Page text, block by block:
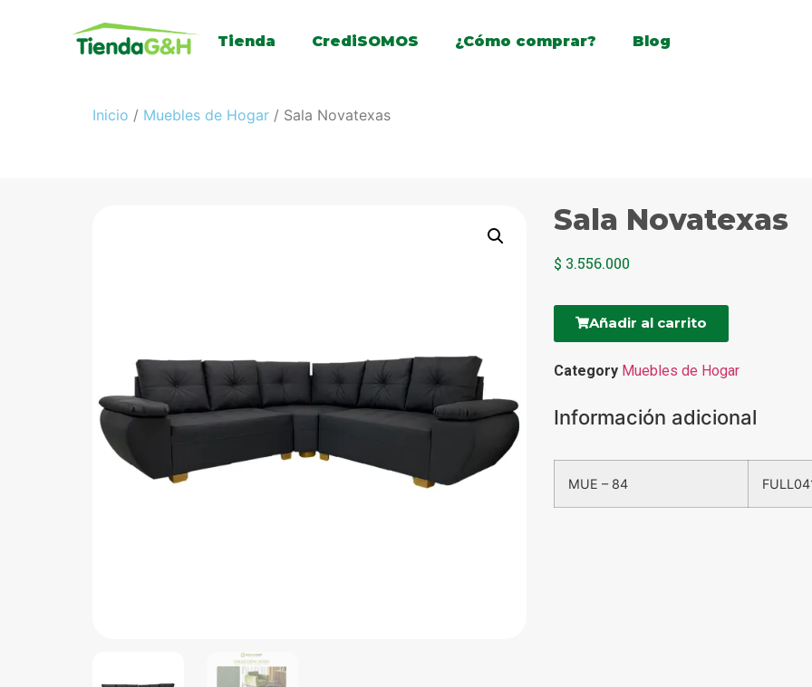
Tienda CrediSOMOS ¿Cómo comprar? Blog
Inicio / Muebles de Hogar / Sala Novatexas
Sala Novatexas
$ 3.556.000
Añadir al carrito
Category Muebles de Hogar
Información adicional
MUE – 84